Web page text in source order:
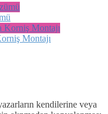
Montajı
kendilerine veya